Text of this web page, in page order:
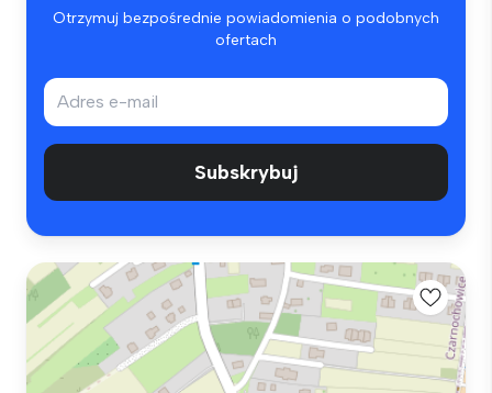
Otrzymuj bezpośrednie powiadomienia o podobnych
ofertach
Subskrybuj